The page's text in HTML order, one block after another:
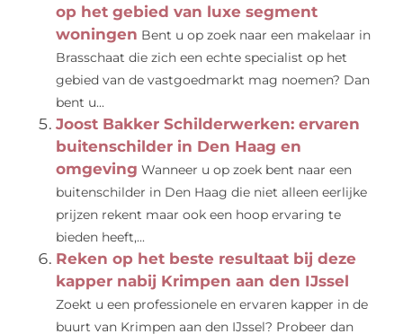
op het gebied van luxe segment
woningen Bent u op zoek naar een makelaar in
Brasschaat die zich een echte specialist op het
gebied van de vastgoedmarkt mag noemen? Dan
bent u...
Joost Bakker Schilderwerken: ervaren
buitenschilder in Den Haag en
omgeving Wanneer u op zoek bent naar een
buitenschilder in Den Haag die niet alleen eerlijke
prijzen rekent maar ook een hoop ervaring te
bieden heeft,...
Reken op het beste resultaat bij deze
kapper nabij Krimpen aan den IJssel
Zoekt u een professionele en ervaren kapper in de
buurt van Krimpen aan den IJssel? Probeer dan